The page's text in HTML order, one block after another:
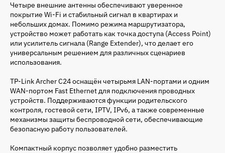
Четыре внешние антенны обеспечивают уверенное
покрытие Wi-Fi и стабильный сигнал в квартирах и
небольших домах. Помимо режима маршрутизатора,
устройство может работать как точка доступа (Access Point)
или усилитель сигнала (Range Extender), что делает его
универсальным решением для различных сценариев
использования.
TP-Link Archer C24 оснащён четырьмя LAN-портами и одним
WAN-портом Fast Ethernet для подключения проводных
устройств. Поддерживаются функции родительского
контроля, гостевой сети, IPTV, IPv6, а также современные
механизмы защиты беспроводной сети, обеспечивающие
безопасную работу пользователей.
Компактный корпус позволяет удобно разместить